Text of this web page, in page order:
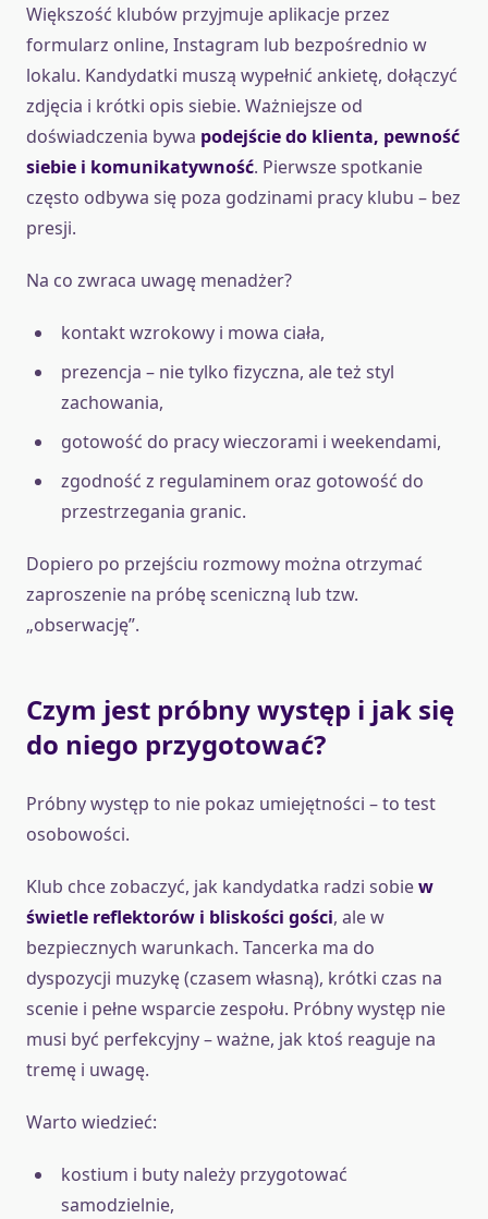
Większość klubów przyjmuje aplikacje przez
formularz online, Instagram lub bezpośrednio w
lokalu. Kandydatki muszą wypełnić ankietę, dołączyć
zdjęcia i krótki opis siebie. Ważniejsze od
doświadczenia bywa podejście do klienta, pewność
siebie i komunikatywność. Pierwsze spotkanie
często odbywa się poza godzinami pracy klubu – bez
presji.
Na co zwraca uwagę menadżer?
kontakt wzrokowy i mowa ciała,
prezencja – nie tylko fizyczna, ale też styl
zachowania,
gotowość do pracy wieczorami i weekendami,
zgodność z regulaminem oraz gotowość do
przestrzegania granic.
Dopiero po przejściu rozmowy można otrzymać
zaproszenie na próbę sceniczną lub tzw.
„obserwację”.
Czym jest próbny występ i jak się
do niego przygotować?
Próbny występ to nie pokaz umiejętności – to test
osobowości.
Klub chce zobaczyć, jak kandydatka radzi sobiew
świetle reflektorów i bliskości gości, ale w
bezpiecznych warunkach. Tancerka ma do
dyspozycji muzykę (czasem własną), krótki czas na
scenie i pełne wsparcie zespołu. Próbny występ nie
musi być perfekcyjny – ważne, jak ktoś reaguje na
tremę i uwagę.
Warto wiedzieć:
kostium i buty należy przygotować
samodzielnie,